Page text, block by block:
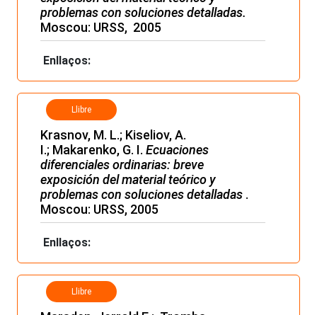
problemas con soluciones detalladas.
Moscou: URSS, 2005
Enllaços:
Llibre
Krasnov, M. L.; Kiseliov, A.
I.; Makarenko, G. I. Ecuaciones
diferenciales ordinarias: breve
exposición del material teórico y
problemas con soluciones detalladas .
Moscou: URSS, 2005
Enllaços:
Llibre